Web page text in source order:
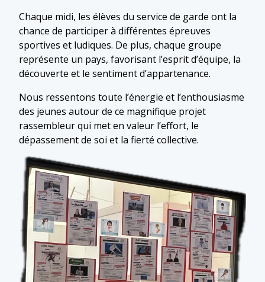
Chaque midi, les élèves du service de garde ont la
chance de participer à différentes épreuves
sportives et ludiques. De plus, chaque groupe
représente un pays, favorisant l’esprit d’équipe, la
découverte et le sentiment d’appartenance.
Nous ressentons toute l’énergie et l’enthousiasme
des jeunes autour de ce magnifique projet
rassembleur qui met en valeur l’effort, le
dépassement de soi et la fierté collective.